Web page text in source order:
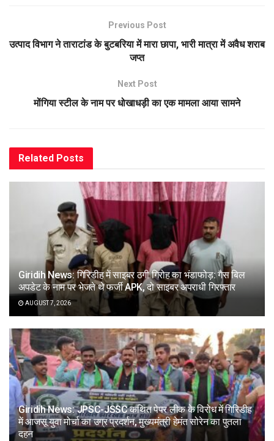
Previous Post
उत्पाद विभाग ने ताराटांड के बुटबरिया में मारा छापा, भारी मात्रा में अवैध शराब
जप्त
Next Post
मोंगिया स्टील के नाम पर धोखाधड़ी का एक मामला आया सामने
Related Posts
Giridih News: गिरिडीह में साइबर ठगी गिरोह का भंडाफोड़: गैस बिल
अपडेट के नाम पर भेजते थे फर्जी APK, दो साइबर अपराधी गिरफ्तार
AUGUST 7, 2026
Giridih News: JPSC-JSSC कथित पेपर लीक के विरोध में गिरिडीह
में आजसू युवा मोर्चा का उग्र प्रदर्शन, मुख्यमंत्री हेमंत सोरेन का पुतला
दहन